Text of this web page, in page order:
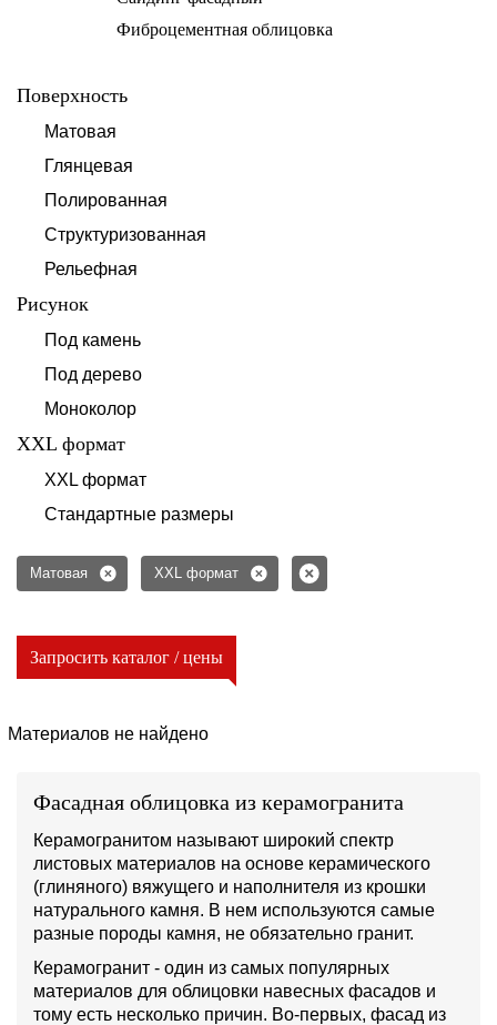
Фиброцементная облицовка
Поверхность
Матовая
Глянцевая
Полированная
Структуризованная
Рельефная
Рисунок
Под камень
Под дерево
Моноколор
XXL формат
XXL формат
Стандартные размеры
Матовая XXL формат
Запросить каталог / цены
Материалов не найдено
Фасадная облицовка из керамогранита
Керамогранитом называют широкий спектр
листовых материалов на основе керамического
(глиняного) вяжущего и наполнителя из крошки
натурального камня. В нем используются самые
разные породы камня, не обязательно гранит.
Керамогранит - один из самых популярных
материалов для облицовки навесных фасадов и
тому есть несколько причин. Во-первых, фасад из